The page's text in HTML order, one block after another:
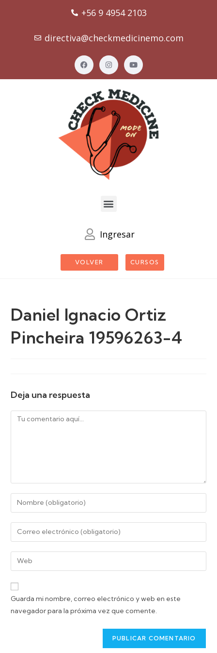
+56 9 4954 2103
directiva@checkmedicinemo.com
Ingresar
VOLVER CURSOS
Daniel Ignacio Ortiz
Pincheira 19596263-4
Deja una respuesta
Guarda mi nombre, correo electrónico y web en este
navegador para la próxima vez que comente.